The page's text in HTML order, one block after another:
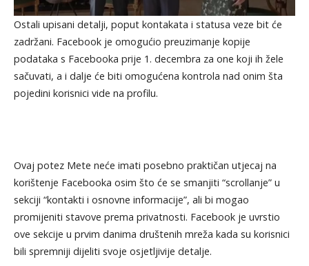
Ostali upisani detalji, poput kontakata i statusa veze bit će
zadržani. Facebook je omogućio preuzimanje kopije
podataka s Facebooka prije 1. decembra za one koji ih žele
sačuvati, a i dalje će biti omogućena kontrola nad onim šta
pojedini korisnici vide na profilu.
Ovaj potez Mete neće imati posebno praktičan utjecaj na
korištenje Facebooka osim što će se smanjiti “scrollanje” u
sekciji “kontakti i osnovne informacije”, ali bi mogao
promijeniti stavove prema privatnosti. Facebook je uvrstio
ove sekcije u prvim danima društenih mreža kada su korisnici
bili spremniji dijeliti svoje osjetljivije detalje.